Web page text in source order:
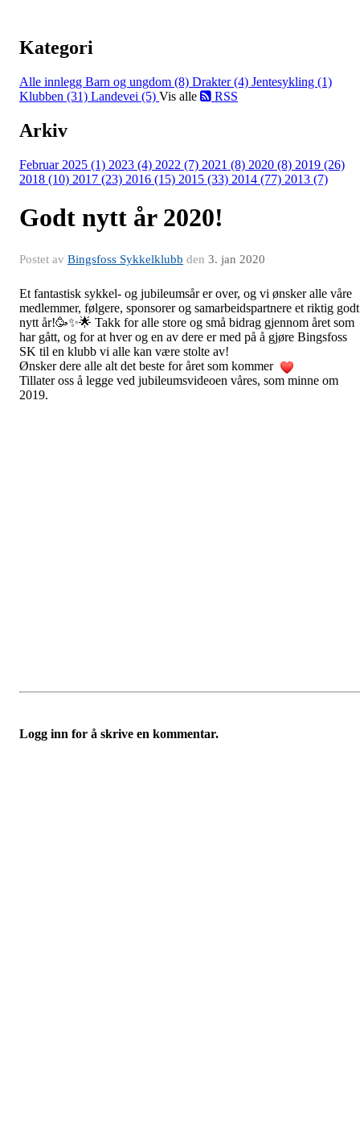
Kategori
Alle innlegg Barn og ungdom (8) Drakter (4) Jentesykling (1)
Klubben (31) Landevei (5) Vis alle RSS
Arkiv
Februar 2025 (1) 2023 (4) 2022 (7) 2021 (8) 2020 (8) 2019 (26)
2018 (10) 2017 (23) 2016 (15) 2015 (33) 2014 (77) 2013 (7)
Godt nytt år 2020!
Postet av Bingsfoss Sykkelklubb den 3. jan 2020
Et fantastisk sykkel- og jubileumsår er over, og vi ønsker alle våre
medlemmer, følgere, sponsorer og samarbeidspartnere et riktig godt
nytt år!🥳✨🌟 Takk for alle store og små bidrag gjennom året som
har gått, og for at hver og en av dere er med på å gjøre Bingsfoss
SK til en klubb vi alle kan være stolte av!
Ønsker dere alle alt det beste for året som kommer
Tillater oss å legge ved jubileumsvideoen våres, som minne om
2019.
Logg inn for å skrive en kommentar.